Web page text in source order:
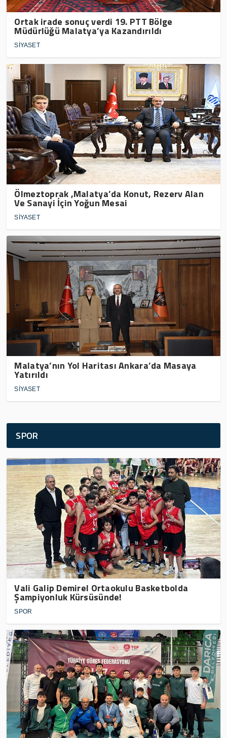
Ortak irade sonuç verdi 19. PTT Bölge
Müdürlüğü Malatya’ya Kazandırıldı
SİYASET
Ölmeztoprak ,Malatya’da Konut, Rezerv Alan
Ve Sanayi İçin Yoğun Mesai
SİYASET
Malatya’nın Yol Haritası Ankara’da Masaya
Yatırıldı
SİYASET
SPOR
Vali Galip Demirel Ortaokulu Basketbolda
Şampiyonluk Kürsüsünde!
SPOR